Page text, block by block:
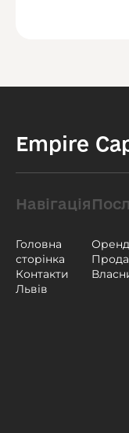
Empire
Навігація
Головна
сторінка
Контакти
Львів